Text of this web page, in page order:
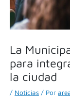
La
para
la ciudad
/ Noticias / Por